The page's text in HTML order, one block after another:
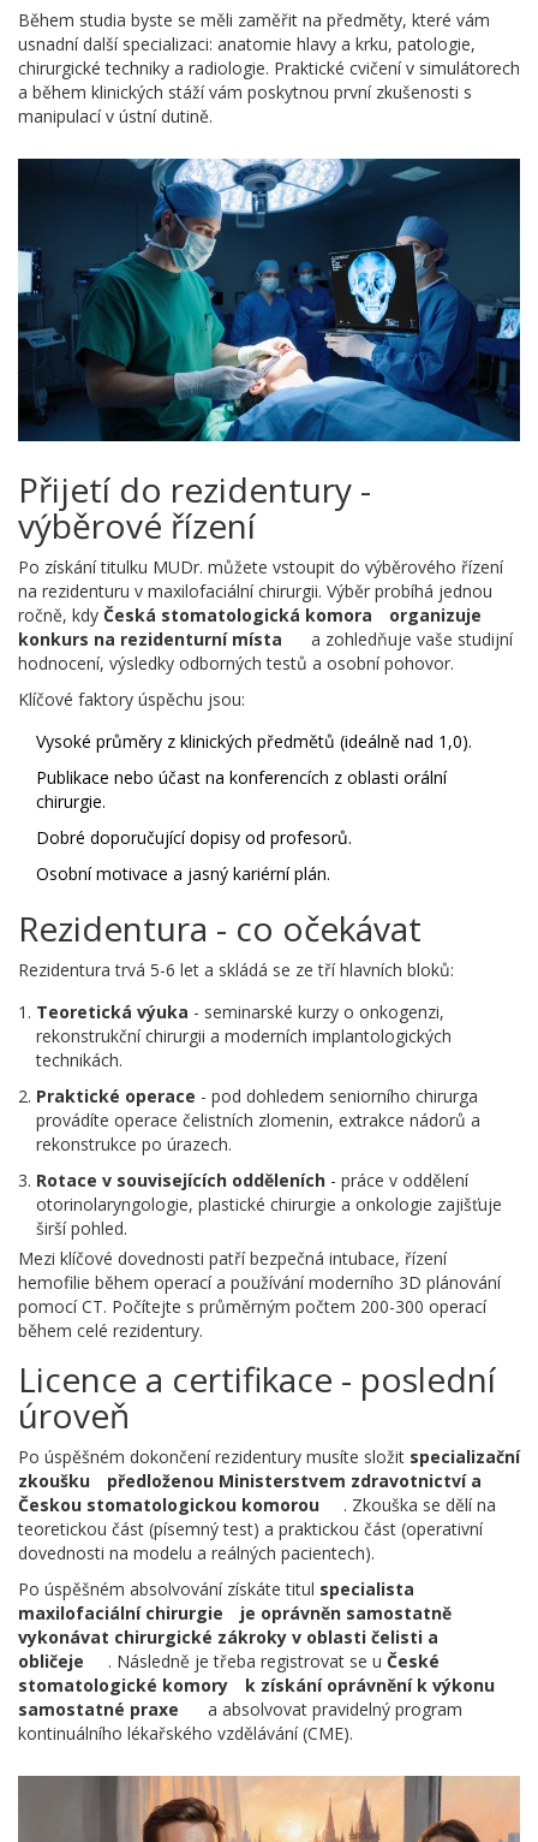
Během studia byste se měli zaměřit na předměty, které vám
usnadní další specializaci: anatomie hlavy a krku, patologie,
chirurgické techniky a radiologie. Praktické cvičení v simulátorech
a během klinických stáží vám poskytnou první zkušenosti s
manipulací v ústní dutině.
Přijetí do rezidentury -
výběrové řízení
Po získání titulku MUDr. můžete vstoupit do výběrového řízení
na rezidenturu v maxilofaciální chirurgii. Výběr probíhá jednou
ročně, kdy Česká stomatologická komora
organizuje
konkurs na rezidenturní místa
a zohledňuje vaše studijní
hodnocení, výsledky odborných testů a osobní pohovor.
Klíčové faktory úspěchu jsou:
Vysoké průměry z klinických předmětů (ideálně nad 1,0).
Publikace nebo účast na konferencích z oblasti orální
chirurgie.
Dobré doporučující dopisy od profesorů.
Osobní motivace a jasný kariérní plán.
Rezidentura - co očekávat
Rezidentura trvá 5-6 let a skládá se ze tří hlavních bloků:
Teoretická výuka - seminarské kurzy o onkogenzi,
rekonstrukční chirurgii a moderních implantologických
technikách.
Praktické operace - pod dohledem seniorního chirurga
provádíte operace čelistních zlomenin, extrakce nádorů a
rekonstrukce po úrazech.
Rotace v souvisejících odděleních - práce v oddělení
otorinolaryngologie, plastické chirurgie a onkologie zajišťuje
širší pohled.
Mezi klíčové dovednosti patří bezpečná intubace, řízení
hemofilie během operací a používání moderního 3D plánování
pomocí CT. Počítejte s průměrným počtem 200-300 operací
během celé rezidentury.
Licence a certifikace - poslední
úroveň
Po úspěšném dokončení rezidentury musíte složit specializační
zkoušku
předloženou Ministerstvem zdravotnictví a
Českou stomatologickou komorou
. Zkouška se dělí na
teoretickou část (písemný test) a praktickou část (operativní
dovednosti na modelu a reálných pacientech).
Po úspěšném absolvování získáte titul specialista
maxilofaciální chirurgie
je oprávněn samostatně
vykonávat chirurgické zákroky v oblasti čelisti a
obličeje
. Následně je třeba registrovat se u České
stomatologické komory
k získání oprávnění k výkonu
samostatné praxe
a absolvovat pravidelný program
kontinuálního lékařského vzdělávání (CME).